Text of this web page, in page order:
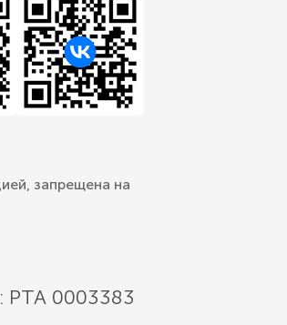
запрещена на
РТА 0003383